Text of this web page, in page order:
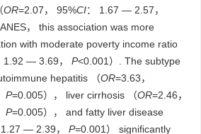
OR=2.07， 95%CI： 1.67 — 2.57，
， this association was more
with moderate poverty income ratio
1.92 — 3.69， P<0.001）. The subtype
hepatitis （OR=3.63，
P=0.005）， liver cirrhosis （OR=2.46，
P=0.005）， and fatty liver disease
1.27 — 2.39， P=0.001） significantly